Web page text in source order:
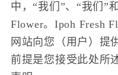
中，“我们”、“我们”
Flower。Ipoh Fresh
网站向您（用户）提
前提是您接受此处所